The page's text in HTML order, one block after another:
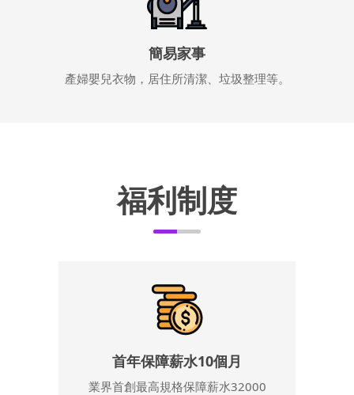
簡易家事
產婦嬰兒衣物，居住所清潔、垃圾整理等。
福利制度
首年保障薪水10個月
業界首創最高規格保障薪水32000